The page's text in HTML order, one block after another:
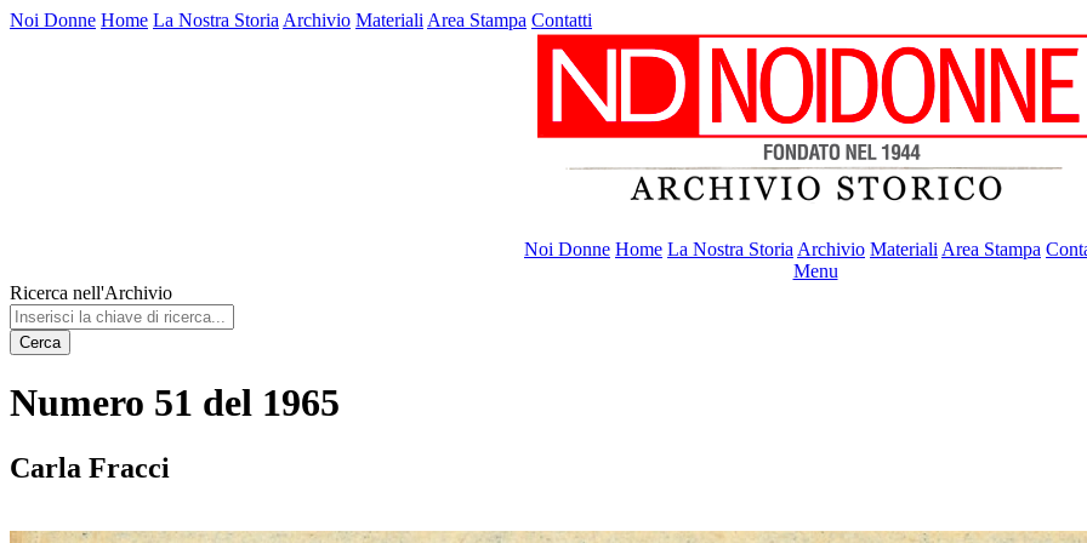
Noi Donne Home La Nostra Storia Archivio Materiali Area Stampa Contatti
Noi Donne Home La Nostra Storia Archivio Materiali Area Stampa
Menu
Ricerca nell'Archivio
Cerca
Numero 51 del 1965
Carla Fracci